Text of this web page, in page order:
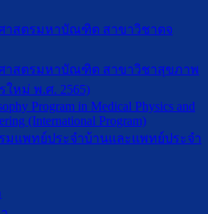
าสตรมหาบัณฑิต สาขาวิชาตจ
าสตรมหาบัณฑิต สาขาวิชาสุขภาพ
หม่ พ.ศ. 2565)
Program in Medical Physics and
(International Program)
มแพทย์ประจำบ้านและแพทย์ประจำ